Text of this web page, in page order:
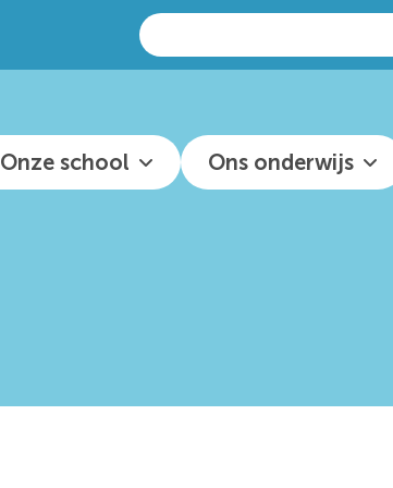
Zoeken
naar:
Onze school Ons onderwijs